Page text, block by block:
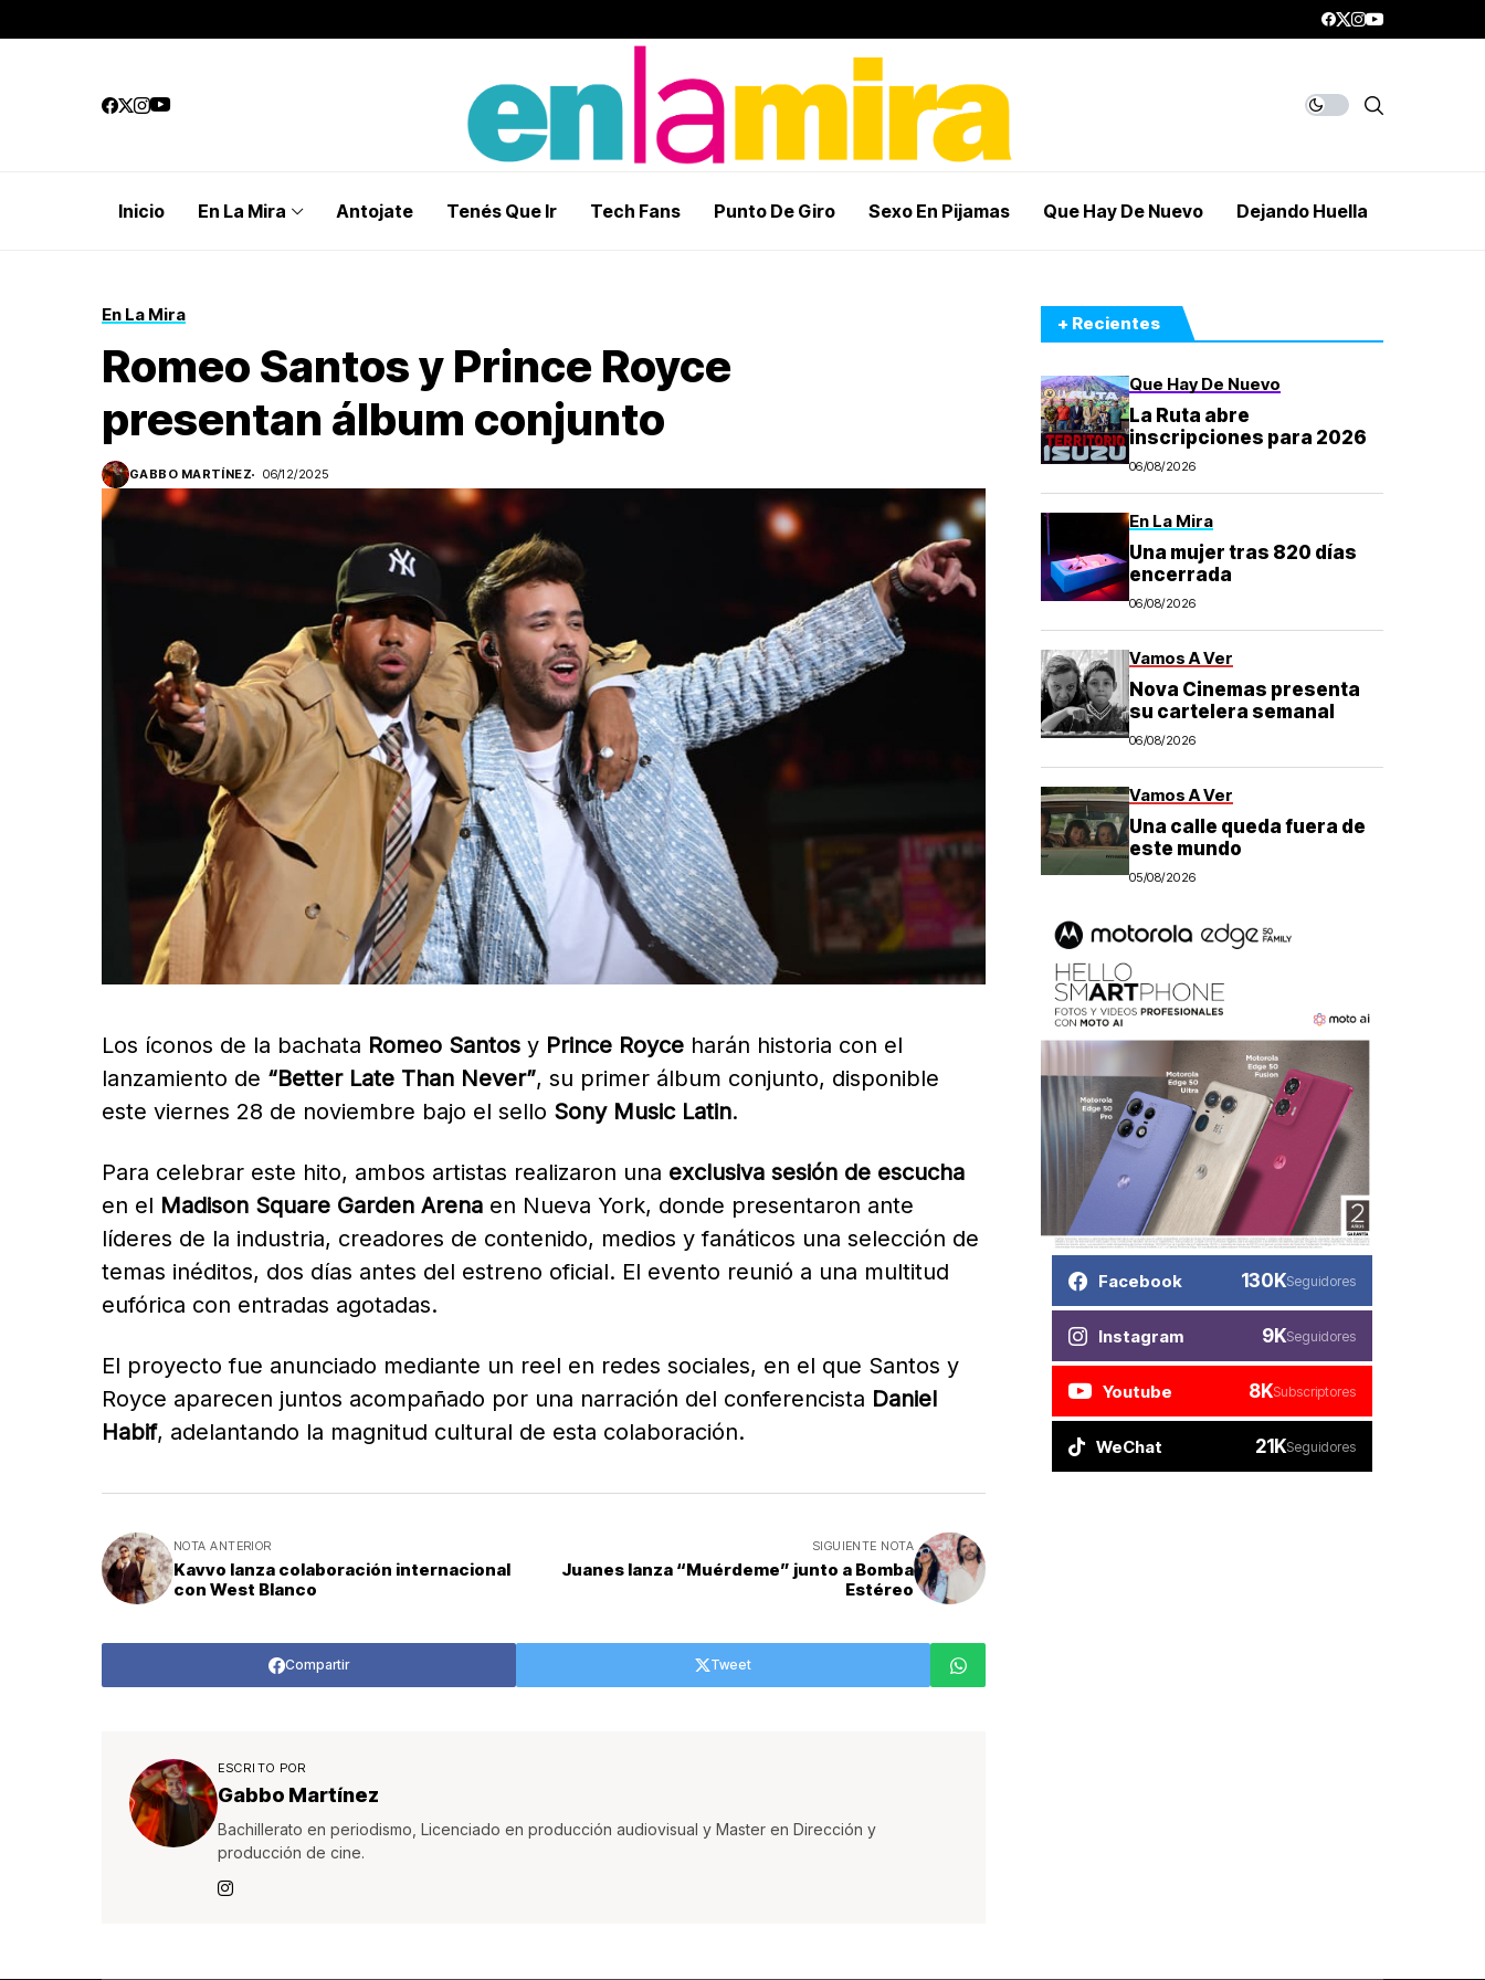
Inicio En La Mira Antojate Tenés Que Ir Tech Fans Punto De Giro Sexo En Pijamas Que Hay De Nuevo Dejando Huella
En La Mira
Romeo Santos y Prince Royce
presentan álbum conjunto
GABBO MARTÍNEZ 06/12/2025
Los íconos de la bachata Romeo Santos y Prince Royce harán historia con el
lanzamiento de “Better Late Than Never”, su primer álbum conjunto, disponible
este viernes 28 de noviembre bajo el sello Sony Music Latin.
Para celebrar este hito, ambos artistas realizaron una exclusiva sesión de escucha
en el Madison Square Garden Arena en Nueva York, donde presentaron ante
líderes de la industria, creadores de contenido, medios y fanáticos una selección de
temas inéditos, dos días antes del estreno oficial. El evento reunió a una multitud
eufórica con entradas agotadas.
El proyecto fue anunciado mediante un reel en redes sociales, en el que Santos y
Royce aparecen juntos acompañado por una narración del conferencista Daniel
Habif, adelantando la magnitud cultural de esta colaboración.
NOTA ANTERIOR
Kavvo lanza colaboración internacional
con West Blanco
SIGUIENTE NOTA
Juanes lanza “Muérdeme” junto a Bomba
Estéreo
Compartir Tweet
ESCRITO POR
Gabbo Martínez
Bachillerato en periodismo, Licenciado en producción audiovisual y Master en Dirección y
producción de cine.
+ Recientes
Que Hay De Nuevo
La Ruta abre
inscripciones para 2026
06/08/2026
En La Mira
Una mujer tras 820 días
encerrada
06/08/2026
Vamos A Ver
Nova Cinemas presenta
su cartelera semanal
06/08/2026
Vamos A Ver
Una calle queda fuera de
este mundo
05/08/2026
Facebook 130KSeguidores
Instagram 9KSeguidores
Youtube 8KSubscriptores
WeChat 21KSeguidores